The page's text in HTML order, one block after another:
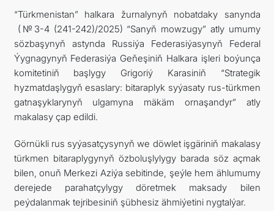
“Türkmenistan” halkara žurnalynyň nobatdaky sanynda
(№3-4 (241-242)/2025) “Sanyň mowzugy” atly umumy
sözbaşynyň astynda Russiýa Federasiýasynyň Federal
Ýygnagynyň Federasiýa Geňeşiniň Halkara işleri boýunça
komitetiniň başlygy Grigoriý Karasiniň “Strategik
hyzmatdaşlygyň esaslary: bitaraplyk syýasaty rus-türkmen
gatnaşyklarynyň ulgamyna mäkäm ornaşandyr” atly
makalasy çap edildi.
Görnükli rus syýasatçysynyň we döwlet işgäriniň makalasy
türkmen bitaraplygynyň özboluşlylygy barada söz açmak
bilen, onuň Merkezi Aziýa sebitinde, şeýle hem ählumumy
derejede parahatçylygy döretmek maksady bilen
peýdalanmak tejribesiniň şübhesiz ähmiýetini nygtalýar.